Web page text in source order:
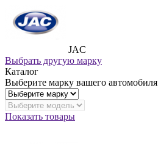
JAC
Выбрать другую марку
Каталог
Выберите марку вашего автомобиля
Показать товары